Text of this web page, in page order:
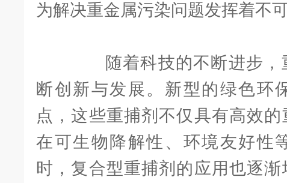
为解决重金属污染问题发挥着不
随着科技的不断进步，
断创新与发展。新型的绿色环
点，这些重捕剂不仅具有高效
在可生物降解性、环境友好性
时，复合型重捕剂的应用也逐